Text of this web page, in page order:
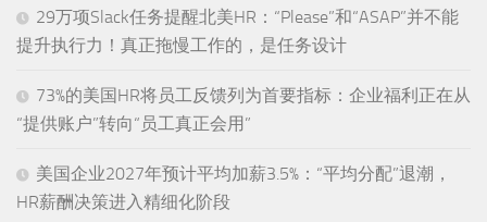
29万项Slack任务提醒北美HR：“Please”和“ASAP”并不能
提升执行力！真正拖慢工作的，是任务设计
73%的美国HR将员工反馈列为首要指标：企业福利正在从
“提供账户”转向“员工真正会用”
美国企业2027年预计平均加薪3.5%：“平均分配”退潮，
HR薪酬决策进入精细化阶段